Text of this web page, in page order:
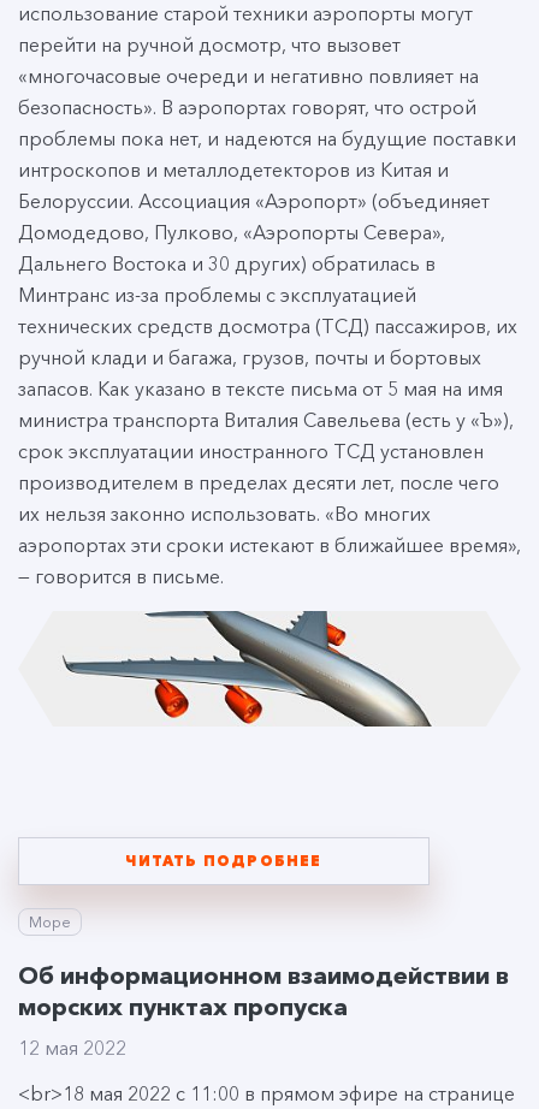
использование старой техники аэропорты могут
перейти на ручной досмотр, что вызовет
«многочасовые очереди и негативно повлияет на
безопасность». В аэропортах говорят, что острой
проблемы пока нет, и надеются на будущие поставки
интроскопов и металлодетекторов из Китая и
Белоруссии. Ассоциация «Аэропорт» (объединяет
Домодедово, Пулково, «Аэропорты Севера»,
Дальнего Востока и 30 других) обратилась в
Минтранс из-за проблемы с эксплуатацией
технических средств досмотра (ТСД) пассажиров, их
ручной клади и багажа, грузов, почты и бортовых
запасов. Как указано в тексте письма от 5 мая на имя
министра транспорта Виталия Савельева (есть у «Ъ»),
срок эксплуатации иностранного ТСД установлен
производителем в пределах десяти лет, после чего
их нельзя законно использовать. «Во многих
аэропортах эти сроки истекают в ближайшее время»,
— говорится в письме.
ЧИТАТЬ ПОДРОБНЕЕ
Море
Об информационном взаимодействии в
морских пунктах пропуска
12 мая 2022
<br>18 мая 2022 с 11:00 в прямом эфире на странице